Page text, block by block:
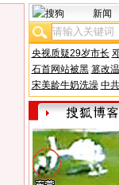
新闻
央视质疑29岁市长
石首网站被黑 篡改
宋美龄牛奶洗澡 中